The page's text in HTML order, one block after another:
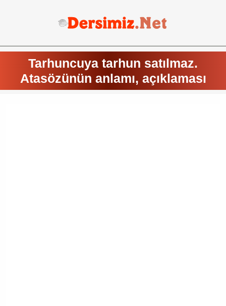
Tarhuncuya tarhun satılmaz.
Atasözünün anlamı, açıklaması